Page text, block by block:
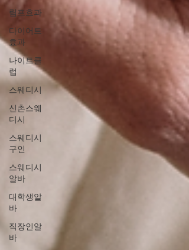
림프효과
다이어트
효과
나이트클
럽
스웨디시
신촌스웨
디시
스웨디시
구인
스웨디시
알바
대학생알
바
직장인알
바